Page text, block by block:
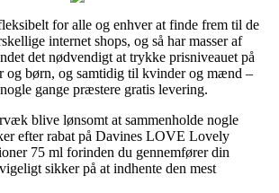
for alle og enhver at finde frem til de
internet shops, og så har masser af
det nødvendigt at trykke prisniveauet på
og børn, og samtidig til kvinder og mænd –
gange præstere gratis levering.
blive lønsomt at sammenholde nogle
efter rabat på Davines LOVE Lovely
75 ml forinden du gennemfører din
sikker på at indhente den mest